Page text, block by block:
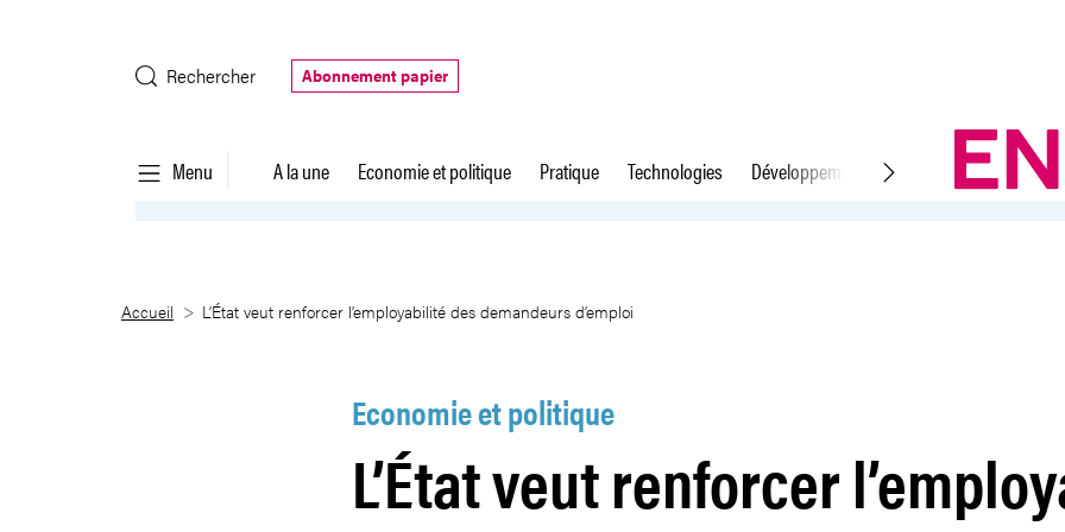
Rechercher
Abonnement papier
Menu A la une Economie et politique Pratique Technologies Développement durable Droit du travail
L’État veut renforcer l’employabilité des demandeurs d’emploi
Accueil L’État veut renforcer l’employabilité des demandeurs d’emploi
Economie et politique
L’État veut renforcer